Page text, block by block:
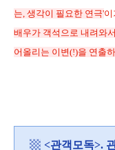
는, 생각이 필요한 연극'이
배우가 객석으로 내려와
어올리는 이변(!)을 연출
▩ <관객모독>.